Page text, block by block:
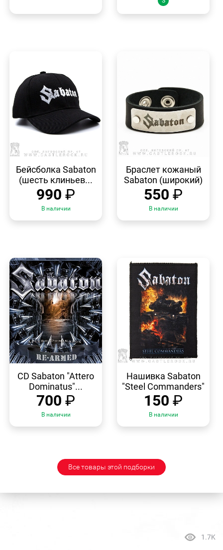
ПРОСМОТР
Бейсболка Sabaton
(шесть клиньев...
990 ₽
В наличии
ПРОСМОТР
Браслет кожаный
Sabaton (широкий)
550 ₽
В наличии
ПРОСМОТР
CD Sabaton "Attero
Dominatus"...
700 ₽
В наличии
ПРОСМОТР
Нашивка Sabaton
"Steel Commanders"
150 ₽
В наличии
Все товары этой подборки
1.7K